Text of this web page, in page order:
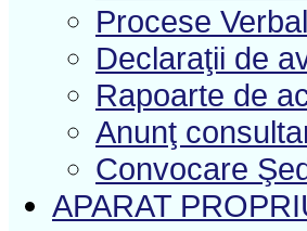
Procese
Declaraţii de
Rapoarte de
Anunţ
Convocare
APARAT